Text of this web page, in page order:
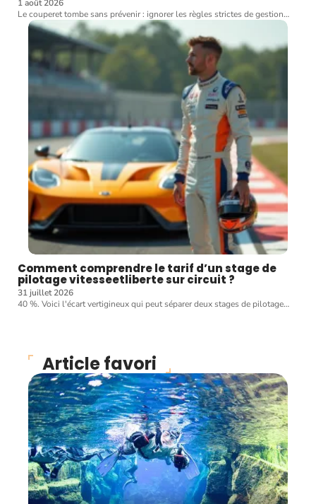
1 août 2026
Le couperet tombe sans prévenir : ignorer les règles strictes de gestion…
Comment comprendre le tarif d’un stage de
pilotage vitesseetliberte sur circuit ?
31 juillet 2026
40 %. Voici l'écart vertigineux qui peut séparer deux stages de pilotage…
Article favori